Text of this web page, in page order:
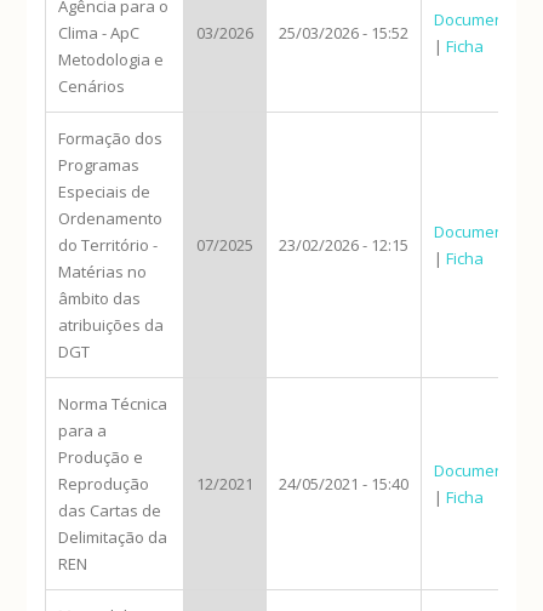
Agência para o
Clima - ApC
Metodologia e
Cenários
03/2026 25/03/2026 - 15:52
Documento
|Ficha
Formação dos
Programas
Especiais de
Ordenamento
do Território -
Matérias no
âmbito das
atribuições da
DGT
07/2025 23/02/2026 - 12:15
Documento
|Ficha
Norma Técnica
para a
Produção e
Reprodução
das Cartas de
Delimitação da
REN
12/2021 24/05/2021 - 15:40
Documento
|Ficha